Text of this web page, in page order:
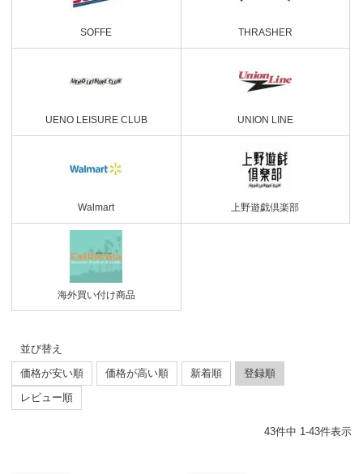
SOFFE THRASHER
UENO LEISURE CLUB UNION LINE
Walmart 上野遊戯倶楽部
海外買い付け商品
並び替え
価格が安い順
価格が高い順 新着順
登録順
レビュー順
43件中 1-43件表示